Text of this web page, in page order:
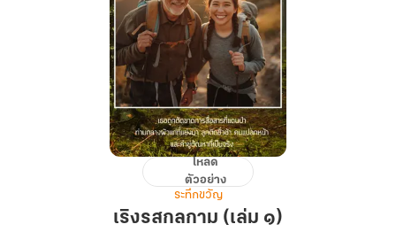
กล
โหลด
ตัวอย่าง
ระทึกขวัญ
เริงรสกลกาม (เล่ม ๑)